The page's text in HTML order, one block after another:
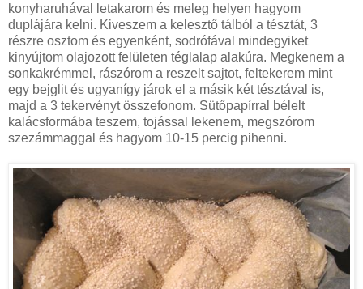
konyharuhával letakarom és meleg helyen hagyom
duplájára kelni. Kiveszem a kelesztő tálból a tésztát, 3
részre osztom és egyenként, sodrófával mindegyiket
kinyújtom olajozott felületen téglalap alakúra. Megkenem a
sonkakrémmel, rászórom a reszelt sajtot, feltekerem mint
egy bejglit és ugyanígy járok el a másik két tésztával is,
majd a 3 tekervényt összefonom. Sütőpapírral bélelt
kalácsformába teszem, tojással lekenem, megszórom
szezámmaggal és hagyom 10-15 percig pihenni.